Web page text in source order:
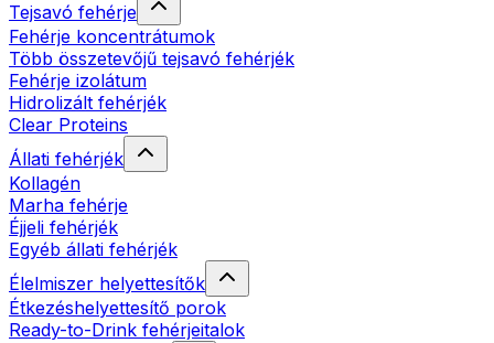
Tejsavó fehérje
Fehérje koncentrátumok
Több összetevőjű tejsavó fehérjék
Fehérje izolátum
Hidrolizált fehérjék
Clear Proteins
Állati fehérjék
Kollagén
Marha fehérje
Éjjeli fehérjék
Egyéb állati fehérjék
Élelmiszer helyettesítők
Étkezéshelyettesítő porok
Ready-to-Drink fehérjeitalok